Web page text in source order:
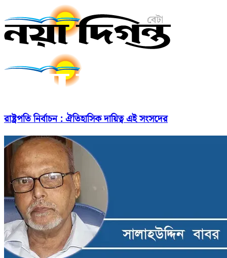
রাষ্ট্রপতি নির্বাচন : ঐতিহাসিক দায়িত্ব এই সংসদের